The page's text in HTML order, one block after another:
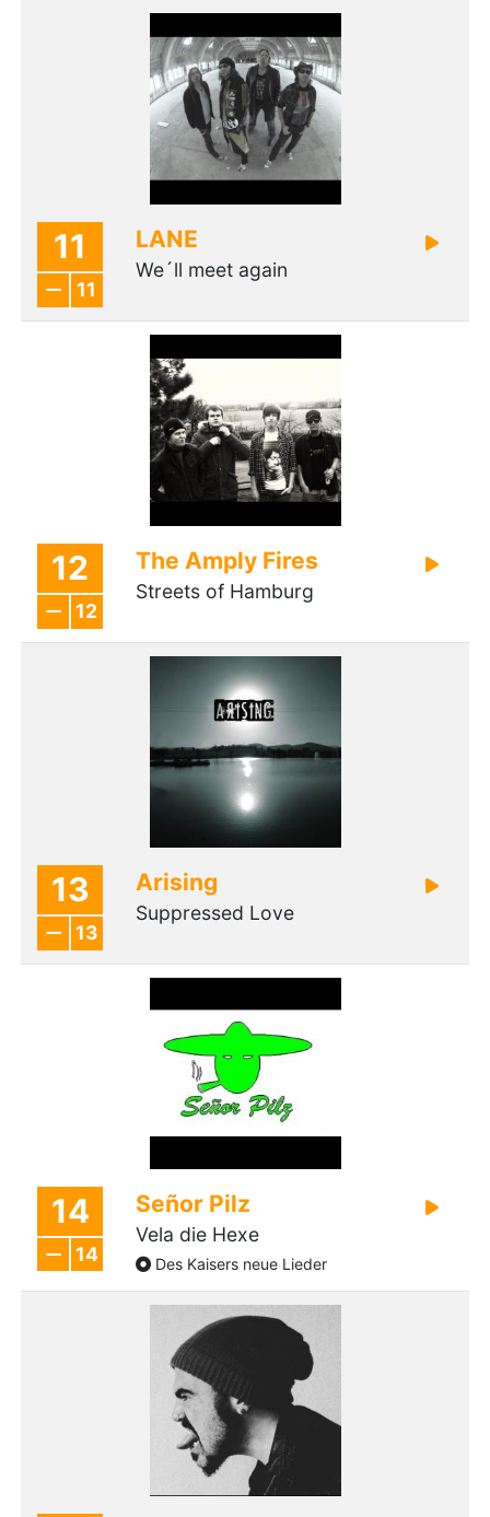
11
11
LANE
We´ll meet again
12
12
The Amply Fires
Streets of Hamburg
13
13
Arising
Suppressed Love
14
14
Señor Pilz
Vela die Hexe
Des Kaisers neue Lieder